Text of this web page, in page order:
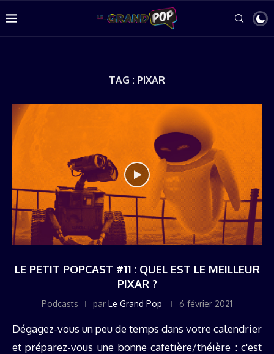
TAG : PIXAR
LE PETIT POPCAST #11 : QUEL EST LE MEILLEUR
PIXAR ?
Podcasts par Le Grand Pop 6 février 2021
Dégagez-vous un peu de temps dans votre calendrier
et préparez-vous une bonne cafetière/théière : c'est